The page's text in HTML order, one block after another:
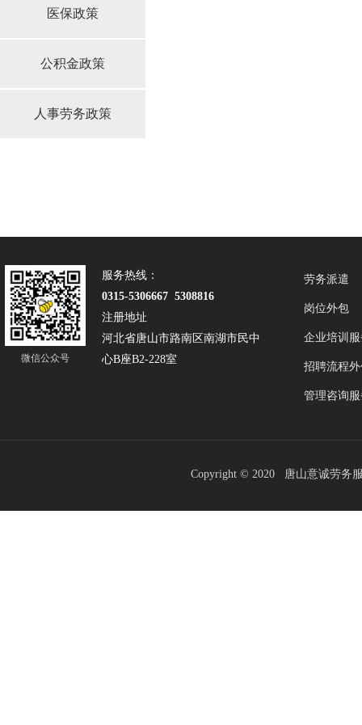
医保政策
公积金政策
人事劳务政策
微信公众号
服务热线：
0315-5306667 5308816
注册地址
河北省唐山市路南区南湖市民中
心B座B2-228室
劳务派遣
岗位外包
企业培训
招聘流程
管理咨询
Copyright © 2020 唐山意诚劳务